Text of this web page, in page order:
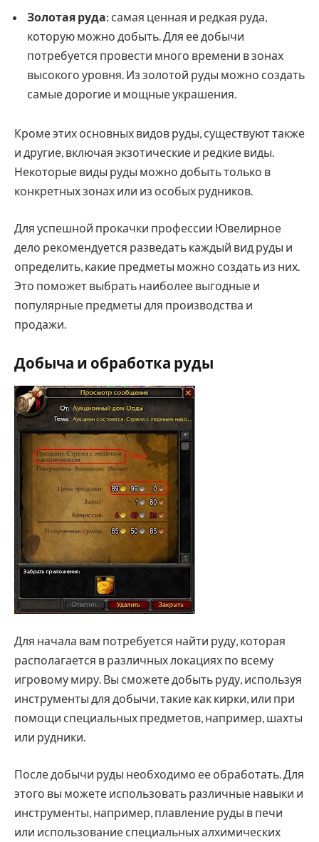
Золотая руда: самая ценная и редкая руда,
которую можно добыть. Для ее добычи
потребуется провести много времени в зонах
высокого уровня. Из золотой руды можно создать
самые дорогие и мощные украшения.
Кроме этих основных видов руды, существуют также
и другие, включая экзотические и редкие виды.
Некоторые виды руды можно добыть только в
конкретных зонах или из особых рудников.
Для успешной прокачки профессии Ювелирное
дело рекомендуется разведать каждый вид руды и
определить, какие предметы можно создать из них.
Это поможет выбрать наиболее выгодные и
популярные предметы для производства и
продажи.
Добыча и обработка руды
Для начала вам потребуется найти руду, которая
располагается в различных локациях по всему
игровому миру. Вы сможете добыть руду, используя
инструменты для добычи, такие как кирки, или при
помощи специальных предметов, например, шахты
или рудники.
После добычи руды необходимо ее обработать. Для
этого вы можете использовать различные навыки и
инструменты, например, плавление руды в печи
или использование специальных алхимических